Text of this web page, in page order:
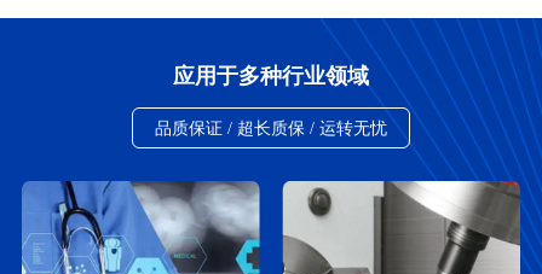
应用于多种行业领域
品质保证 / 超长质保 / 运转无忧